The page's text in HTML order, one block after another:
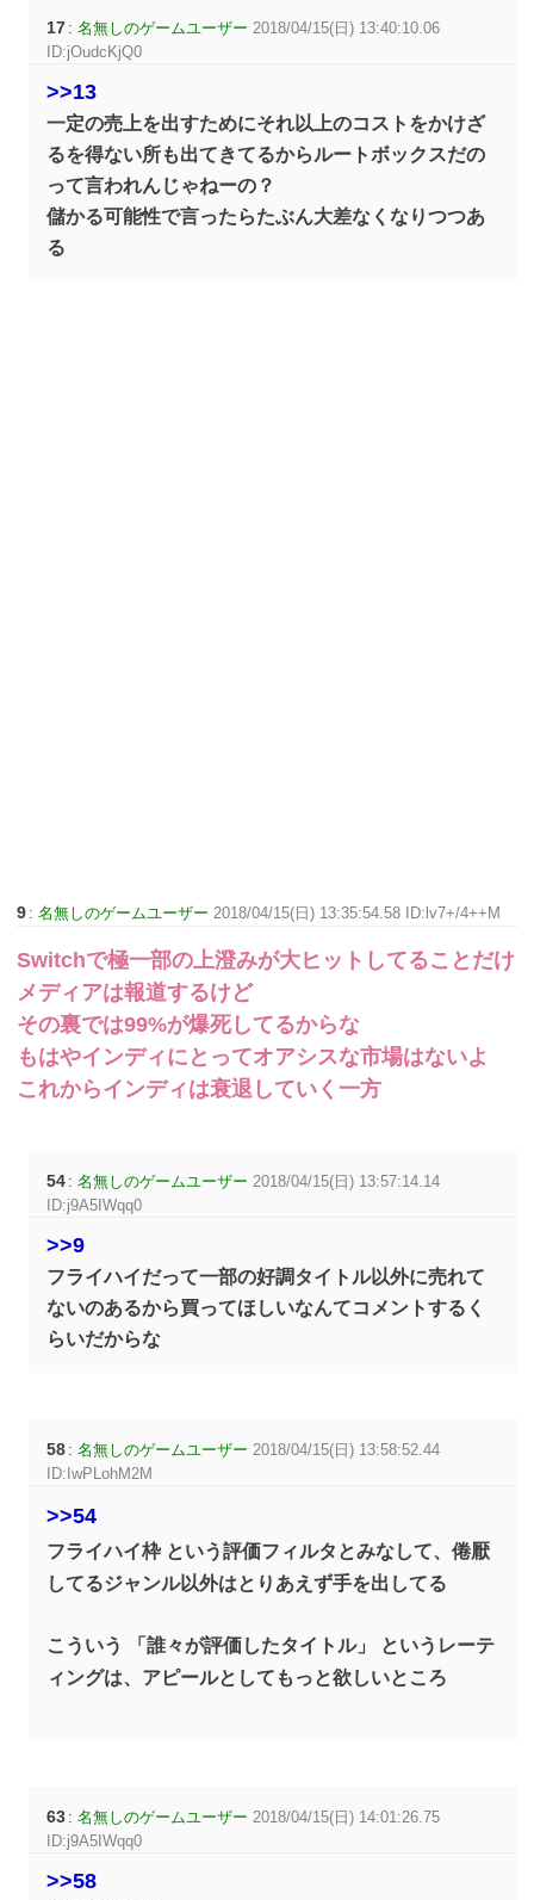
17 :名無しのゲームユーザー 2018/04/15(日) 13:40:10.06
ID:jOudcKjQ0
>>13
一定の売上を出すためにそれ以上のコストをかけざ
るを得ない所も出てきてるからルートボックスだの
って言われんじゃねーの？
儲かる可能性で言ったらたぶん大差なくなりつつあ
る
9 :名無しのゲームユーザー 2018/04/15(日) 13:35:54.58 ID:lv7+/4++M
Switchで極一部の上澄みが大ヒットしてることだけ
メディアは報道するけど
その裏では99%が爆死してるからな
もはやインディにとってオアシスな市場はないよ
これからインディは衰退していく一方
54 :名無しのゲームユーザー 2018/04/15(日) 13:57:14.14
ID:j9A5IWqq0
>>9
フライハイだって一部の好調タイトル以外に売れて
ないのあるから買ってほしいなんてコメントするく
らいだからな
58 :名無しのゲームユーザー 2018/04/15(日) 13:58:52.44
ID:IwPLohM2M
>>54
フライハイ枠 という評価フィルタとみなして、倦厭
してるジャンル以外はとりあえず手を出してる
こういう 「誰々が評価したタイトル」 というレーテ
ィングは、アピールとしてもっと欲しいところ
63 :名無しのゲームユーザー 2018/04/15(日) 14:01:26.75
ID:j9A5IWqq0
>>58